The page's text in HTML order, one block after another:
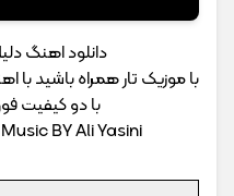
دانلود اهنگ
با موزیک تار همراه باشید
با دو کیفیت فوق
BY Ali Yasini